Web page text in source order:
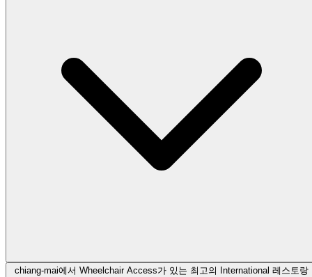
chiang-mai에서 Wheelchair Access가 있는 최고의 International 레스토랑